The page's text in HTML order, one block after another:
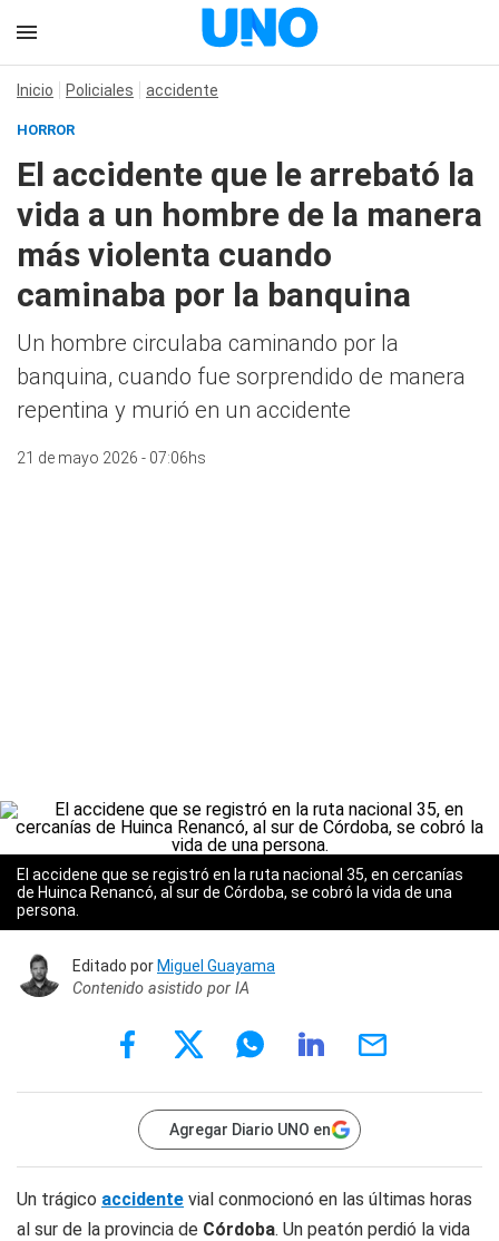
Inicio Policiales accidente
HORROR
El accidente que le arrebató la
vida a un hombre de la manera
más violenta cuando
caminaba por la banquina
Un hombre circulaba caminando por la
banquina, cuando fue sorprendido de manera
repentina y murió en un accidente
21 de mayo 2026 - 07:06hs
El accidene que se registró en la ruta nacional 35, en cercanías
de Huinca Renancó, al sur de Córdoba, se cobró la vida de una
persona.
Editado porMiguel Guayama
Contenido asistido por IA
Agregar Diario UNO en
Un trágico accidente vial conmocionó en las últimas horas
al sur de la provincia de Córdoba. Un peatón perdió la vida